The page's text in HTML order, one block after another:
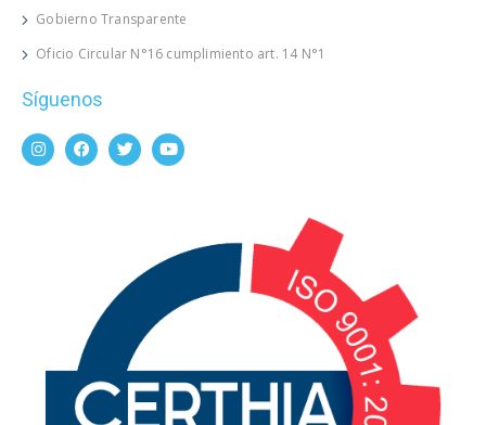
Gobierno Transparente
Oficio Circular N°16 cumplimiento art. 14 N°1
Síguenos